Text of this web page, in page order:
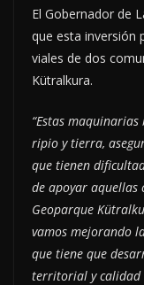
El Gobernador de
que esta inversión
viales de dos
Kütralkura.
“Estas
ripio y tierra,
que tienen
de apoyar aquellas
Geoparque
vamos mejorando
que tiene que
territorial y calidad